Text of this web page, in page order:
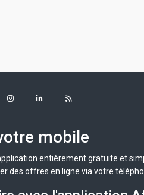
mobile
entièrement gratuite et
des offres en ligne via votre